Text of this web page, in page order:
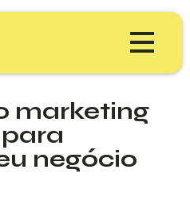
Gym
marketing
negócio